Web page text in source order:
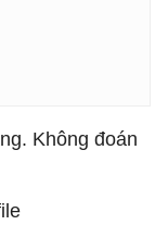
Không đoán